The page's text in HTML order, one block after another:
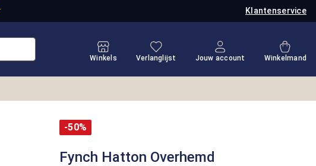
Klantenservice
Winkels
Je hebt 0 items op je verlanglijstje
Verlanglijst Jouw account Winkelmand
-50%
Fynch Hatton Overhemd